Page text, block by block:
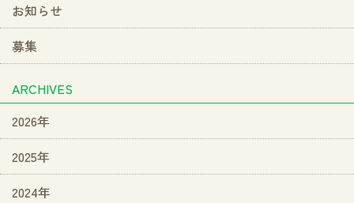
お知らせ
募集
ARCHIVES
2026年
2025年
2024年